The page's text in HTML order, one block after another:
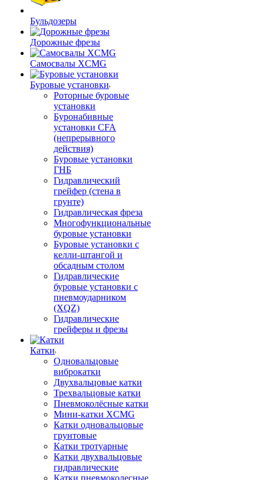
Бульдозеры
Дорожные фрезы
Самосвалы XCMG
Буровые установки
Роторные буровые
установки
Буронабивные
установки CFA
(непрерывного
действия)
Буровые установки
ГНБ
Гидравлический
грейфер (стена в
грунте)
Гидравлическая фреза
Многофункциональные
буровые установки
Буровые установки с
келли-штангой и
обсадным столом
Гидравлические
буровые установки с
пневмоударником
(XQZ)
Гидравлические
грейферы и фрезы
Катки
Одновальцовые
виброкатки
Двухвальцовые катки
Трехвальцовые катки
Пневмоколёсные катки
Мини-катки XCMG
Катки одновальцовые
грунтовые
Катки тротуарные
Катки двухвальцовые
гидравлические
Катки пневмоколесные